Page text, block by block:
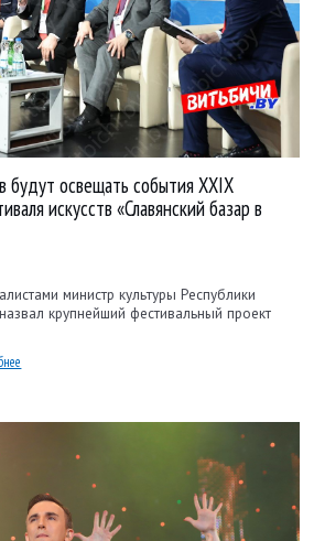
будут освещать события XXIX
искусств «Славянский базар в
министр культуры Республики
крупнейший фестивальный проект